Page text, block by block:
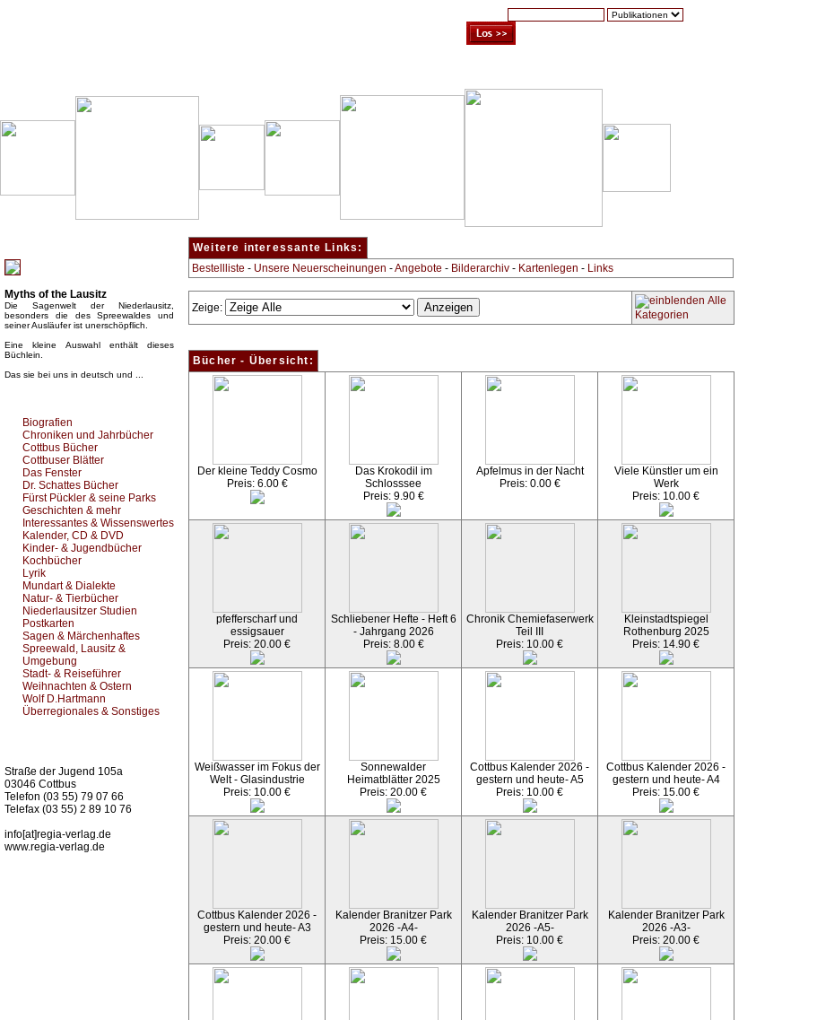
Myths of the Lausitz
Die Sagenwelt der Niederlausitz,
besonders die des Spreewaldes und
seiner Ausläufer ist unerschöpflich.
Eine kleine Auswahl enthält dieses
Büchlein.
Das sie bei uns in deutsch und ...
Biografien
Chroniken und Jahrbücher
Cottbus Bücher
Cottbuser Blätter
Das Fenster
Dr. Schattes Bücher
Fürst Pückler & seine Parks
Geschichten & mehr
Interessantes & Wissenswertes
Kalender, CD & DVD
Kinder- & Jugendbücher
Kochbücher
Lyrik
Mundart & Dialekte
Natur- & Tierbücher
Niederlausitzer Studien
Postkarten
Sagen & Märchenhaftes
Spreewald, Lausitz &
Umgebung
Stadt- & Reiseführer
Weihnachten & Ostern
Wolf D.Hartmann
Überregionales & Sonstiges
Straße der Jugend 105a
03046 Cottbus
Telefon (03 55) 79 07 66
Telefax (03 55) 2 89 10 76
info[at]regia-verlag.de
www.regia-verlag.de
Weitere interessante Links:
Bestellliste - Unsere Neuerscheinungen -Angebote - Bilderarchiv - Kartenlegen - Links
Zeige:
Alle
Kategorien
Bücher - Übersicht:
Der kleine Teddy Cosmo
Preis: 6.00 €
Das Krokodil im
Schlosssee
Preis: 9.90 €
Apfelmus in der Nacht
Preis: 0.00 €
Viele Künstler um ein
Werk
Preis: 10.00 €
pfefferscharf und
essigsauer
Preis: 20.00 €
Schliebener Hefte - Heft 6
- Jahrgang 2026
Preis: 8.00 €
Chronik Chemiefaserwerk
Teil III
Preis: 10.00 €
Kleinstadtspiegel
Rothenburg 2025
Preis: 14.90 €
Weißwasser im Fokus der
Welt - Glasindustrie
Preis: 10.00 €
Sonnewalder
Heimatblätter 2025
Preis: 20.00 €
Cottbus Kalender 2026 -
gestern und heute- A5
Preis: 10.00 €
Cottbus Kalender 2026 -
gestern und heute- A4
Preis: 15.00 €
Cottbus Kalender 2026 -
gestern und heute- A3
Preis: 20.00 €
Kalender Branitzer Park
2026 -A4-
Preis: 15.00 €
Kalender Branitzer Park
2026 -A5-
Preis: 10.00 €
Kalender Branitzer Park
2026 -A3-
Preis: 20.00 €